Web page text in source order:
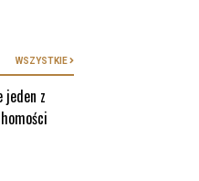
WSZYSTKIE
jeden z